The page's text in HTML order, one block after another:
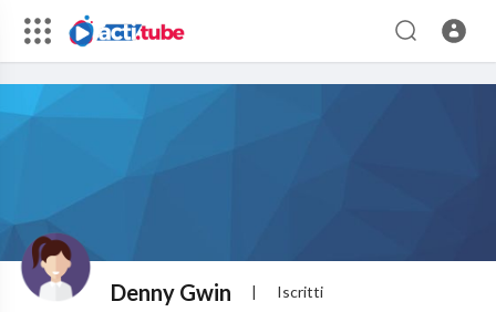
Denny Gwin | Iscritti